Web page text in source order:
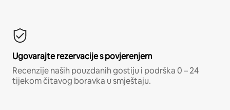
Ugovarajte rezervacije s povjerenjem
Recenzije naših pouzdanih gostiju i podrška 0 – 24
tijekom čitavog boravka u smještaju.